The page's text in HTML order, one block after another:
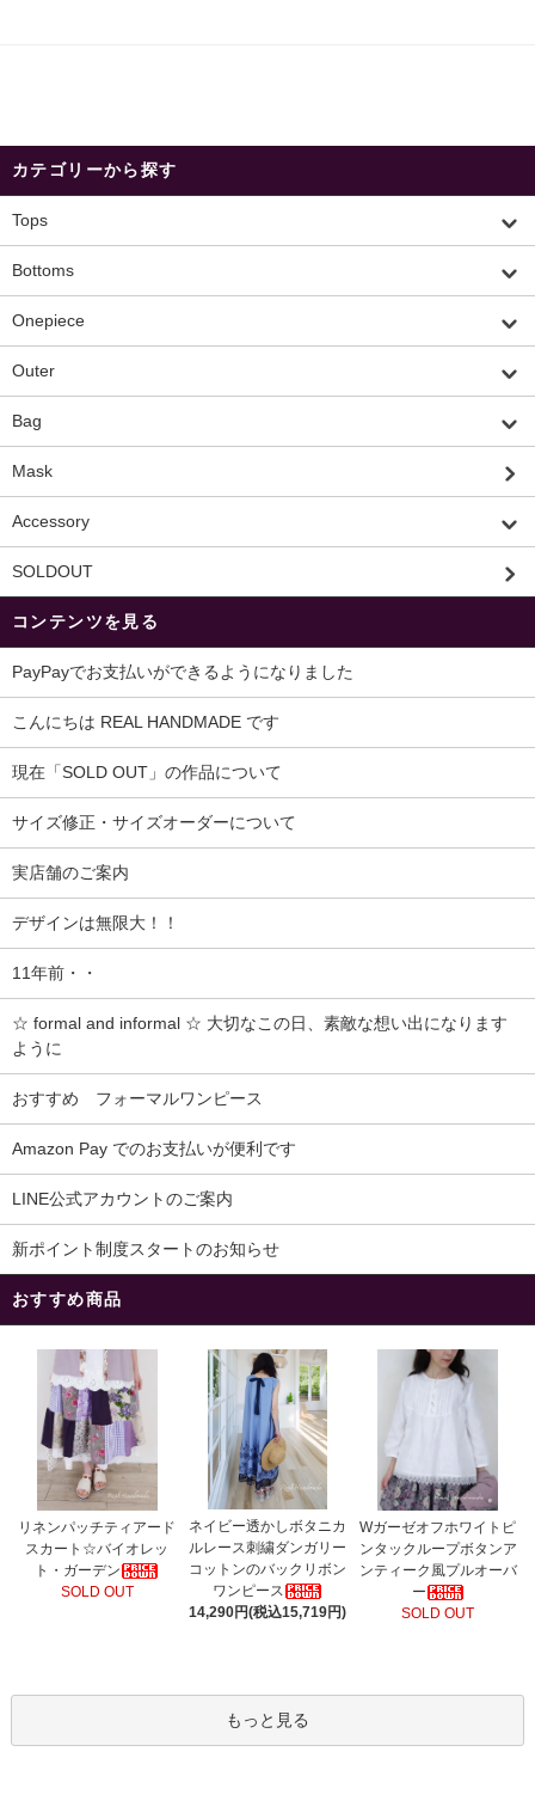
カテゴリーから探す
Tops
Bottoms
Onepiece
Outer
Bag
Mask
Accessory
SOLDOUT
コンテンツを見る
PayPayでお支払いができるようになりました
こんにちは REAL HANDMADE です
現在「SOLD OUT」の作品について
サイズ修正・サイズオーダーについて
実店舗のご案内
デザインは無限大！！
11年前・・
☆ formal and informal ☆ 大切なこの日、素敵な想い出になります
ように
おすすめ フォーマルワンピース
Amazon Pay でのお支払いが便利です
LINE公式アカウントのご案内
新ポイント制度スタートのお知らせ
おすすめ商品
リネンパッチティアード
スカート☆バイオレッ
ト・ガーデン
SOLD OUT
ネイビー透かしボタニカ
ルレース刺繍ダンガリー
コットンのバックリボン
ワンピース
14,290円(税込15,719円)
Wガーゼオフホワイトピ
ンタックループボタンア
ンティーク風プルオーバ
ー
SOLD OUT
もっと見る